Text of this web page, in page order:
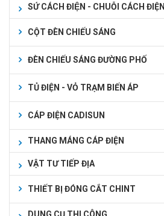
SỨ CÁCH ĐIỆN - CHUỖI CÁCH ĐIỆN
CỘT ĐÈN CHIẾU SÁNG
ĐÈN CHIẾU SÁNG ĐƯỜNG PHỐ
TỦ ĐIỆN - VỎ TRẠM BIẾN ÁP
CÁP ĐIỆN CADISUN
THANG MÁNG CÁP ĐIỆN
VẬT TƯ TIẾP ĐỊA
THIẾT BỊ ĐÓNG CẮT CHINT